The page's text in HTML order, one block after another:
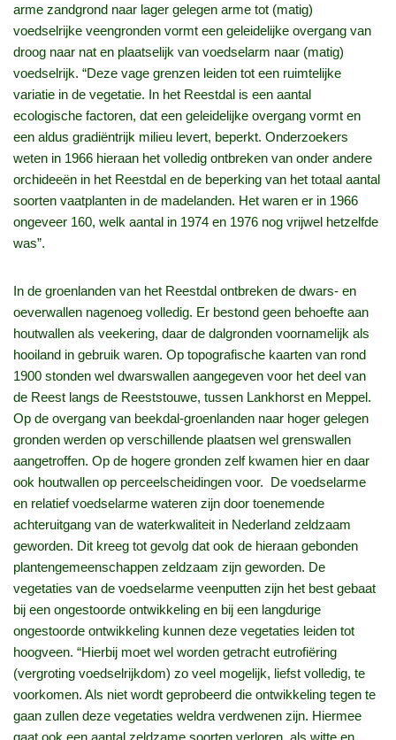
arme zandgrond naar lager gelegen arme tot (matig)
voedselrijke veengronden vormt een geleidelijke overgang van
droog naar nat en plaatselijk van voedselarm naar (matig)
voedselrijk. “Deze vage grenzen leiden tot een ruimtelijke
variatie in de vegetatie. In het Reestdal is een aantal
ecologische factoren, dat een geleidelijke overgang vormt en
een aldus gradiëntrijk milieu levert, beperkt. Onderzoekers
weten in 1966 hieraan het volledig ontbreken van onder andere
orchideeën in het Reestdal en de beperking van het totaal aantal
soorten vaatplanten in de madelanden. Het waren er in 1966
ongeveer 160, welk aantal in 1974 en 1976 nog vrijwel hetzelfde
was”.
In de groenlanden van het Reestdal ontbreken de dwars- en
oeverwallen nagenoeg volledig. Er bestond geen behoefte aan
houtwallen als veekering, daar de dalgronden voornamelijk als
hooiland in gebruik waren. Op topografische kaarten van rond
1900 stonden wel dwarswallen aangegeven voor het deel van
de Reest langs de Reeststouwe, tussen Lankhorst en Meppel.
Op de overgang van beekdal-groenlanden naar hoger gelegen
gronden werden op verschillende plaatsen wel grenswallen
aangetroffen. Op de hogere gronden zelf kwamen hier en daar
ook houtwallen op perceelscheidingen voor. De voedselarme
en relatief voedselarme wateren zijn door toenemende
achteruitgang van de waterkwaliteit in Nederland zeldzaam
geworden. Dit kreeg tot gevolg dat ook de hieraan gebonden
plantengemeenschappen zeldzaam zijn geworden. De
vegetaties van de voedselarme veenputten zijn het best gebaat
bij een ongestoorde ontwikkeling en bij een langdurige
ongestoorde ontwikkeling kunnen deze vegetaties leiden tot
hoogveen. “Hierbij moet wel worden getracht eutrofiëring
(vergroting voedselrijkdom) zo veel mogelijk, liefst volledig, te
voorkomen. Als niet wordt geprobeerd die ontwikkeling tegen te
gaan zullen deze vegetaties weldra verdwenen zijn. Hiermee